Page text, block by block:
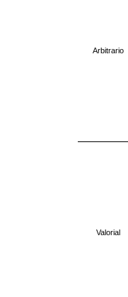
Arbitrario
Valorial